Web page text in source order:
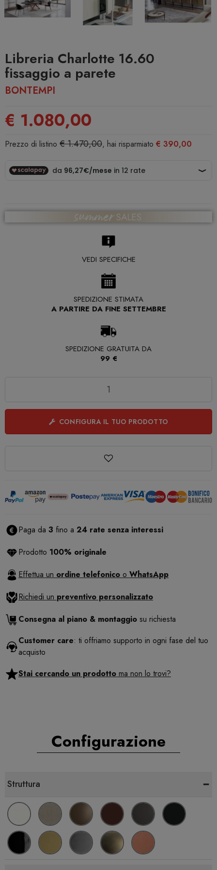
Libreria Charlotte 16.60
fissaggio a parete
BONTEMPI
€ 1.080,00
Prezzo di listino € 1.470,00, hai risparmiato € 390,00
VEDI SPECIFICHE
SPEDIZIONE STIMATA
A PARTIRE DA FINE SETTEMBRE
SPEDIZIONE GRATUITA DA
99 €
CONFIGURA IL TUO PRODOTTO
Paga da 3 fino a 24 rate senza interessi
Prodotto 100% originale
Effettua un ordine telefonico o WhatsApp
Richiedi un preventivo personalizzato
Consegna al piano & montaggio su richiesta
Customer care: ti offriamo supporto in ogni fase del tuo
acquisto
Stai cercando un prodotto ma non lo trovi?
Configurazione
Struttura -